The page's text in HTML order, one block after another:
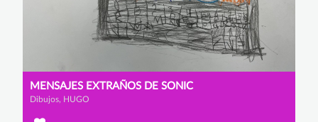
MENSAJES EXTRAÑOS DE SONIC
Dibujos, HUGO